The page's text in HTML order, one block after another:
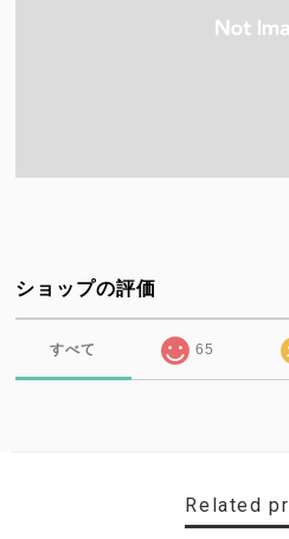
ショップの評価
すべて 65
Related